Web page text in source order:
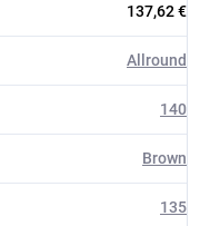
137,62 €
Allround
140
Brown
135